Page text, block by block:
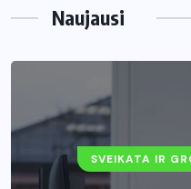
Naujausi
SVEIKATA IR